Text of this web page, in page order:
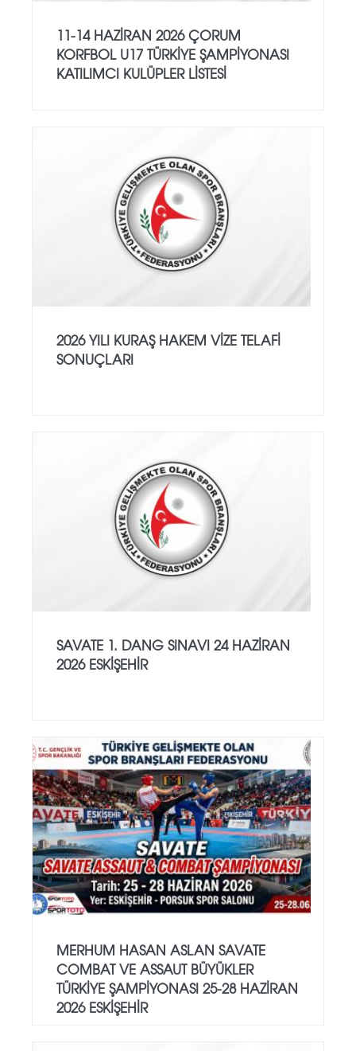
11-14 HAZİRAN 2026 ÇORUM
KORFBOL U17 TÜRKİYE ŞAMPİYONASI
KATILIMCI KULÜPLER LİSTESİ
2026 YILI KURAŞ HAKEM VİZE TELAFİ
SONUÇLARI
SAVATE 1. DANG SINAVI 24 HAZİRAN
2026 ESKİŞEHİR
MERHUM HASAN ASLAN SAVATE
COMBAT VE ASSAUT BÜYÜKLER
TÜRKİYE ŞAMPİYONASI 25-28 HAZİRAN
2026 ESKİŞEHİR